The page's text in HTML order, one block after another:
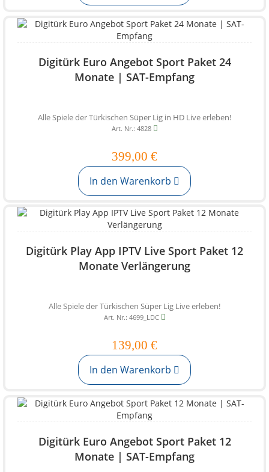
Digitürk Euro Angebot Sport Paket 24
Monate | SAT-Empfang
Alle Spiele der Türkischen Süper Lig in HD Live erleben!
Art. Nr.: 4828
399,00 €
In den Warenkorb
Digitürk Play App IPTV Live Sport Paket 12
Monate Verlängerung
Alle Spiele der Türkischen Süper Lig Live erleben!
Art. Nr.: 4699_LDC
139,00 €
In den Warenkorb
Digitürk Euro Angebot Sport Paket 12
Monate | SAT-Empfang